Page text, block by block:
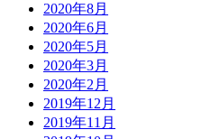
2020年8月
2020年6月
2020年5月
2020年3月
2020年2月
2019年12月
2019年11月